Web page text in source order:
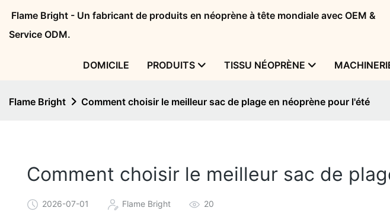
Flame Bright - Un fabricant de produits en néoprène à tête mondiale avec OEM &
Service ODM.
DOMICILE PRODUITS TISSU NÉOPRÈNE
Flame Bright Comment choisir le meilleur sac de plage en néoprène pour l'été
Comment choisir le meilleur sac de
2026-07-01 Flame Bright 20